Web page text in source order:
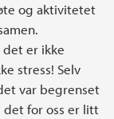
og aktivitetet
er ikke
stress! Selv
var begrenset
for oss er litt